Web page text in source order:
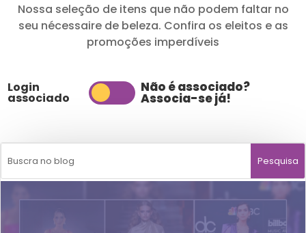
Nossa seleção de itens que não podem faltar no
seu nécessaire de beleza. Confira os eleitos e as
promoções imperdíveis
Login
associado
Não é associado?
Associa-se já!